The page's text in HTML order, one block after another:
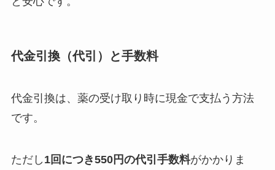
代金引換（代引）と手数料
代金引換は、薬の受け取り時に現金で支払う方法
です。
ただし 1回につき550円の代引手数料がかかりま